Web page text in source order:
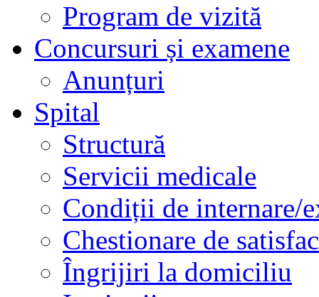
Program de vizită
Concursuri și examene
Anunțuri
Spital
Structură
Servicii medicale
Condiții de internare/
Chestionare de
Îngrijiri la domiciliu